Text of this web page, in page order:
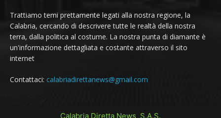
Trattiamo temi prettamente legati alla nostra regione, la
Calabria, cercando di descrivere tutte le realtà della nostra
terra, dalla politica al costume. La nostra punta di diamante è
un'informazione dettagliata e costante attraverso il sito
internet
Contattaci: calabriadirettanews@gmail.com
Calabria Diretta News S.A.S.